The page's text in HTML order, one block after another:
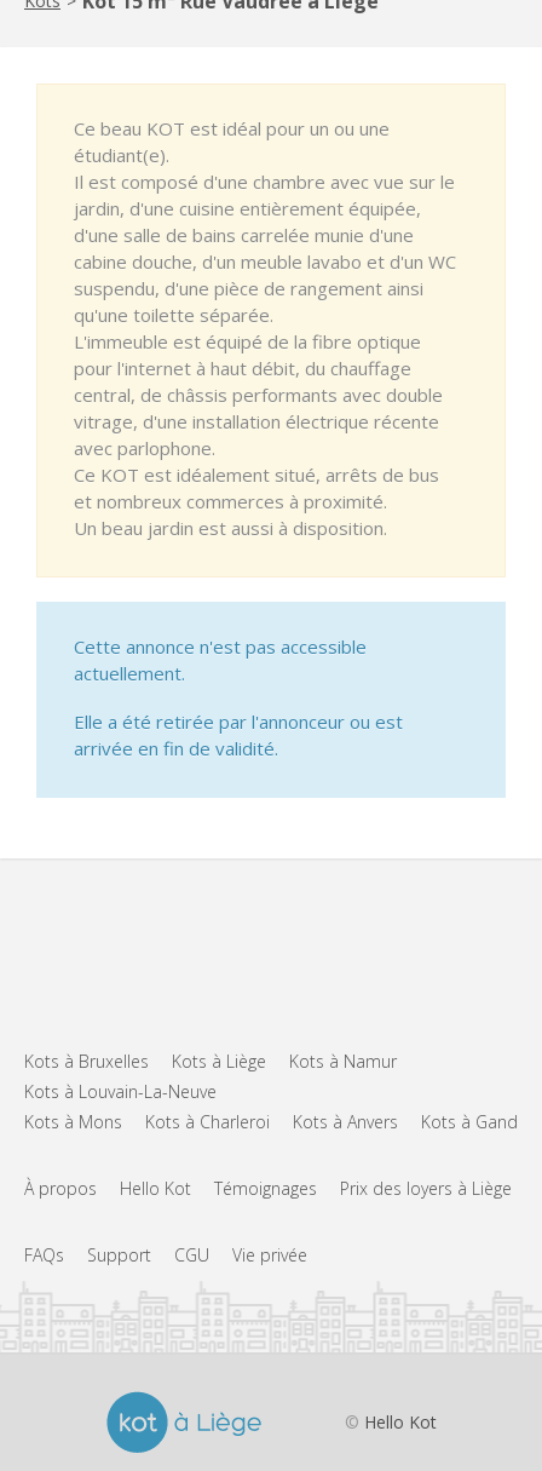
Ce beau KOT est idéal pour un ou une
étudiant(e).
Il est composé d'une chambre avec vue sur le
jardin, d'une cuisine entièrement équipée,
d'une salle de bains carrelée munie d'une
cabine douche, d'un meuble lavabo et d'un WC
suspendu, d'une pièce de rangement ainsi
qu'une toilette séparée.
L'immeuble est équipé de la fibre optique
pour l'internet à haut débit, du chauffage
central, de châssis performants avec double
vitrage, d'une installation électrique récente
avec parlophone.
Ce KOT est idéalement situé, arrêts de bus
et nombreux commerces à proximité.
Un beau jardin est aussi à disposition.
Cette annonce n'est pas accessible
actuellement.
Elle a été retirée par l'annonceur ou est
arrivée en fin de validité.
Kots à Bruxelles Kots à Liège
Kots à Namur
Kots à Louvain-La-Neuve
Kots à Mons
Kots à Charleroi Kots à Anvers Kots à Gand
À propos Hello Kot Témoignages Prix des loyers à Liège
FAQs Support CGU Vie privée
© Hello Kot